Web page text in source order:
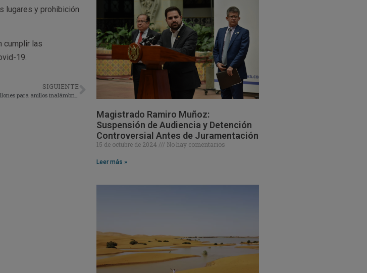
lugares y prohibición
cumplir las
19.
SIGUIENTE
Magistrado Ramiro Muñoz:
Suspensión de Audiencia y Detención
Controversial Antes de Juramentación
15 de octubre de 2024 No hay comentarios
Leer más »